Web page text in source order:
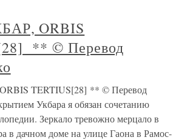
ORBIS
** © Перевод
TERTIUS[28] ** © Перевод
Укбара я обязан сочетанию
Зеркало тревожно мерцало в
в дачном доме на улице Гаона в Рамос-